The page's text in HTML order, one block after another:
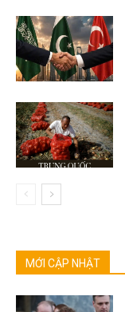
MỚI CẬP NHẬT